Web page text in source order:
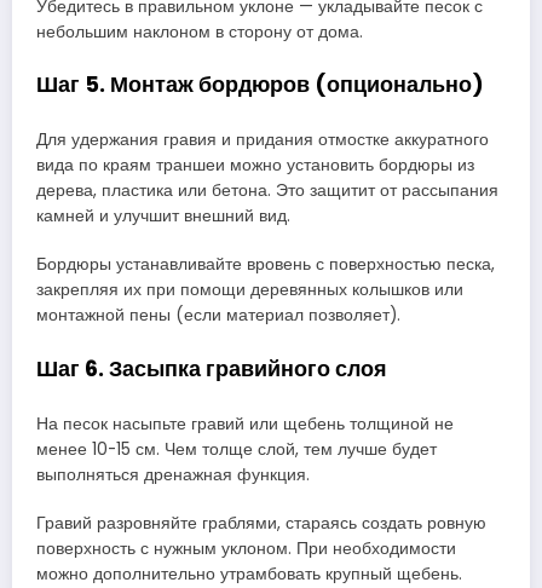
Убедитесь в правильном уклоне — укладывайте песок с
небольшим наклоном в сторону от дома.
Шаг 5. Монтаж бордюров (опционально)
Для удержания гравия и придания отмостке аккуратного
вида по краям траншеи можно установить бордюры из
дерева, пластика или бетона. Это защитит от рассыпания
камней и улучшит внешний вид.
Бордюры устанавливайте вровень с поверхностью песка,
закрепляя их при помощи деревянных колышков или
монтажной пены (если материал позволяет).
Шаг 6. Засыпка гравийного слоя
На песок насыпьте гравий или щебень толщиной не
менее 10-15 см. Чем толще слой, тем лучше будет
выполняться дренажная функция.
Гравий разровняйте граблями, стараясь создать ровную
поверхность с нужным уклоном. При необходимости
можно дополнительно утрамбовать крупный щебень.